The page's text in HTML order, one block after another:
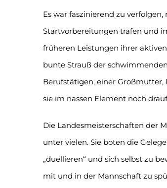
Es war faszinierend zu
Startvorbereitungen trafen und
früheren Leistungen ihrer
bunte Strauß der
Berufstätigen, einer Großmutter,
sie im nassen Element noch
Die Landesmeisterschaften der
unter vielen. Sie boten die
„duellieren“ und sich selbst zu
mit und in der Mannschaft zu